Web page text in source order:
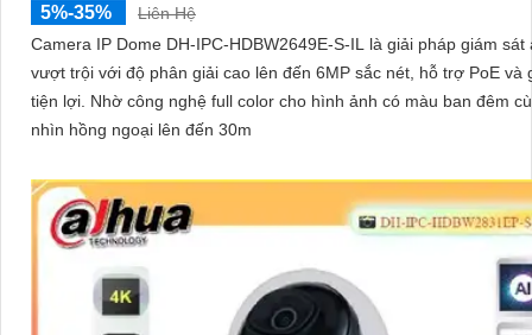
5%-35%
Liên Hệ
Camera IP Dome DH-IPC-HDBW2649E-S-IL là giải pháp giám sát
vượt trội với độ phân giải cao lên đến 6MP sắc nét, hỗ trợ PoE và
tiện lợi. Nhờ công nghệ full color cho hình ảnh có màu ban đêm cùng tầm
nhìn hồng ngoại lên đến 30m